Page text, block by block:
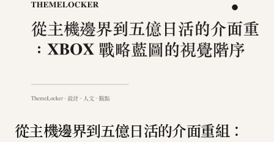
從主機邊界到五億日活的介面重組：